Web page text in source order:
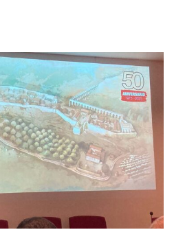
a Casares
Encuentro de
de Málaga